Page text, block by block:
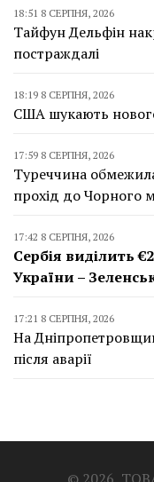
18:51 8 СЕРПНЯ, 2026
Тайфун Дельфін
постраждалі
18:19 8 СЕРПНЯ, 2026
США шукають
17:59 8 СЕРПНЯ, 2026
Туреччина
прохід до Чорного
17:42 8 СЕРПНЯ, 2026
Сербія виділить
України –
17:21 8 СЕРПНЯ, 2026
На
після аварії
© 2026,